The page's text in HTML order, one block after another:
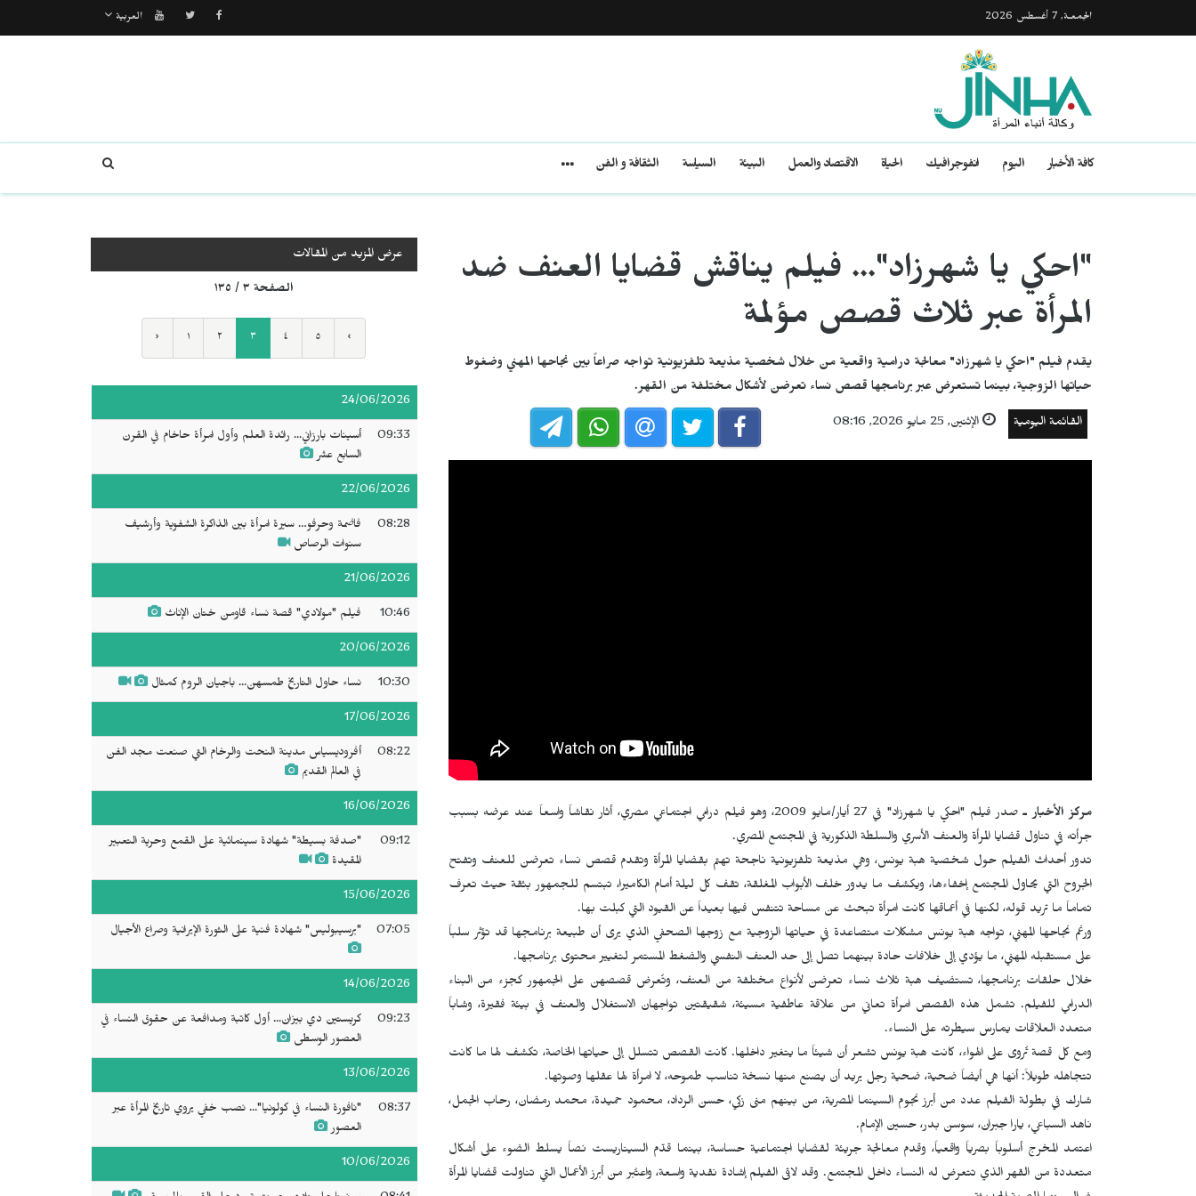
الجمعـة, 7 أغسطس 2026 العربية
كافة الأخبار اليوم انفوجرافيك الحياة الاقتصاد والعمل البيئة السياسة الثقافة و الفن
"احكي يا شهرزاد"... فيلم يناقش قضايا العنف ضد
المرأة عبر ثلاث قصص مؤلمة
يقدم فيلم "احكي يا شهرزاد" معالجة درامية واقعية من خلال شخصية مذيعة تلفزيونية تواجه صراعاً بين نجاحها المهني وضغوط
حياتها الزوجية، بينما تستعرض عبر برنامجها قصص نساء تعرضن لأشكال مختلفة من القهر.
القائمة اليومية الإثنين, 25 مايو 2026, 08:16
مركز الأخبار ـ
صدر فيلم "احكي يا شهرزاد" في 27 أيار/مايو 2009، وهو فيلم درامي اجتماعي مصري، أثار نقاشاً واسعاً عند عرضه بسبب
جرأته في تناول قضايا المرأة والعنف الأسري والسلطة الذكورية في المجتمع المصري.
تدور أحداث الفيلم حول شخصية هبة يونس، وهي مذيعة تلفزيونية ناجحة تهتم بقضايا المرأة وتقدم قصص نساء تعرضن للعنف وتفتح
الجروح التي يحاول المجتمع إخفاءها، ويكشف ما يدور خلف الأبواب المغلقة، تقف كل ليلة أمام الكاميرا، تبتسم للجمهور بثقة حيث تعرف
تماماً ما تريد قوله، لكنها في أعماقها كانت امرأة تبحث عن مساحة تتنفس فيها بعيداً عن القيود التي كبلت بها.
ورغم نجاحها المهني، تواجه هبة يونس مشكلات متصاعدة في حياتها الزوجية مع زوجها الصحفي الذي يرى أن طبيعة برنامجها قد تؤثر سلباً
على مستقبله المهني، ما يؤدي إلى خلافات حادة بينهما تصل إلى حد العنف النفسي والضغط المستمر لتغيير محتوى برنامجها.
خلال حلقات برنامجها، تستضيف هبة ثلاث نساء تعرضن لأنواع مختلفة من العنف، وتُعرض قصصهن على الجمهور كجزء من البناء
الدرامي للفيلم. تشمل هذه القصص امرأة تعاني من علاقة عاطفية مسيئة، شقيقتين تواجهان الاستغلال والعنف في بيئة فقيرة، وشاباً
متعدد العلاقات يمارس سيطرته على النساء.
ومع كل قصة تُروى على الهواء، كانت هبة يونس تشعر أن شيئاً ما يتغير داخلها. كانت القصص تتسلل إلى حياتها الخاصة، تكشف لها ما كانت
تتجاهله طويلاً: أنها هي أيضاً ضحية، ضحية رجل يريد أن يصنع منها نسخة تناسب طموحه، لا امرأة لها عقلها وصوتها.
شارك في بطولة الفيلم عدد من أبرز نجوم السينما المصرية، من بينهم منى زكي، حسن الرداد، محمود حميدة، محمد رمضان، رحاب الجمل،
ناهد السباعي، يارا جبران، سوسن بدر، حسين الإمام.
اعتمد المخرج أسلوباً بصرياً واقعياً، وقدم معالجة جريئة لقضايا اجتماعية حساسة، بينما قدّم السيناريست نصاً يسلط الضوء على أشكال
متعددة من القهر الذي تتعرض له النساء داخل المجتمع. وقد لاقى الفيلم إشادة نقدية واسعة، واعتُبر من أبرز الأعمال التي تناولت قضايا المرأة
عرض المزيد من المقالات
الصفحة ٣ / ١٣٥
‹ ١ ٢ ٣ ٤ ٥ ›
24/06/2026
09:33
أسينات بارزاني... رائدة العلم وأول امرأة حاخام في القرن
السابع عشر
22/06/2026
08:28
فاضمة وحرفو… سيرة امرأة بين الذاكرة الشفوية وأرشيف
سنوات الرصاص
21/06/2026
10:46 فيلم "مولادي" قصة نساء قاومن ختان الإناث
20/06/2026
10:30 نساء حاول التاريخ طمسهن... باجيان الروم كمثال
17/06/2026
08:22
أفروديسياس مدينة النحت والرخام التي صنعت مجد الفن
في العالم القديم
16/06/2026
09:12
"صدفة بسيطة" شهادة سينمائية على القمع وحرية التعبير
المقيدة
15/06/2026
07:05 "برسيبوليس" شهادة فنية على الثورة الإيرانية وصراع الأجيال
14/06/2026
09:23
كريستين دي بيزان... أول كاتبة ومدافعة عن حقوق النساء في
العصور الوسطى
13/06/2026
08:37
"نافورة النساء في كولونيا"... نصب خفي يروي تاريخ المرأة عبر
العصور
10/06/2026